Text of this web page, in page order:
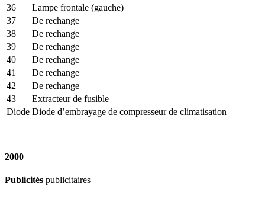
36
Lampe frontale (gauche)
37
De rechange
38
De rechange
39
De rechange
40
De rechange
41
De rechange
42
De rechange
43
Extracteur de fusible
Diode Diode d’embrayage de compresseur de climatisation
2000
Publicités publicitaires